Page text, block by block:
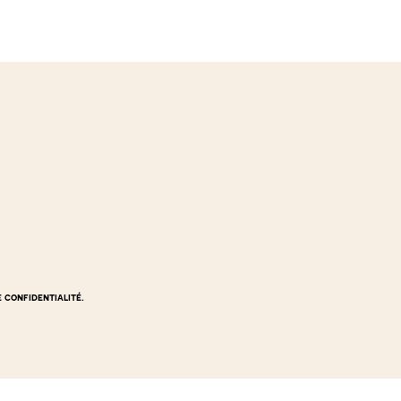
confidentialité.